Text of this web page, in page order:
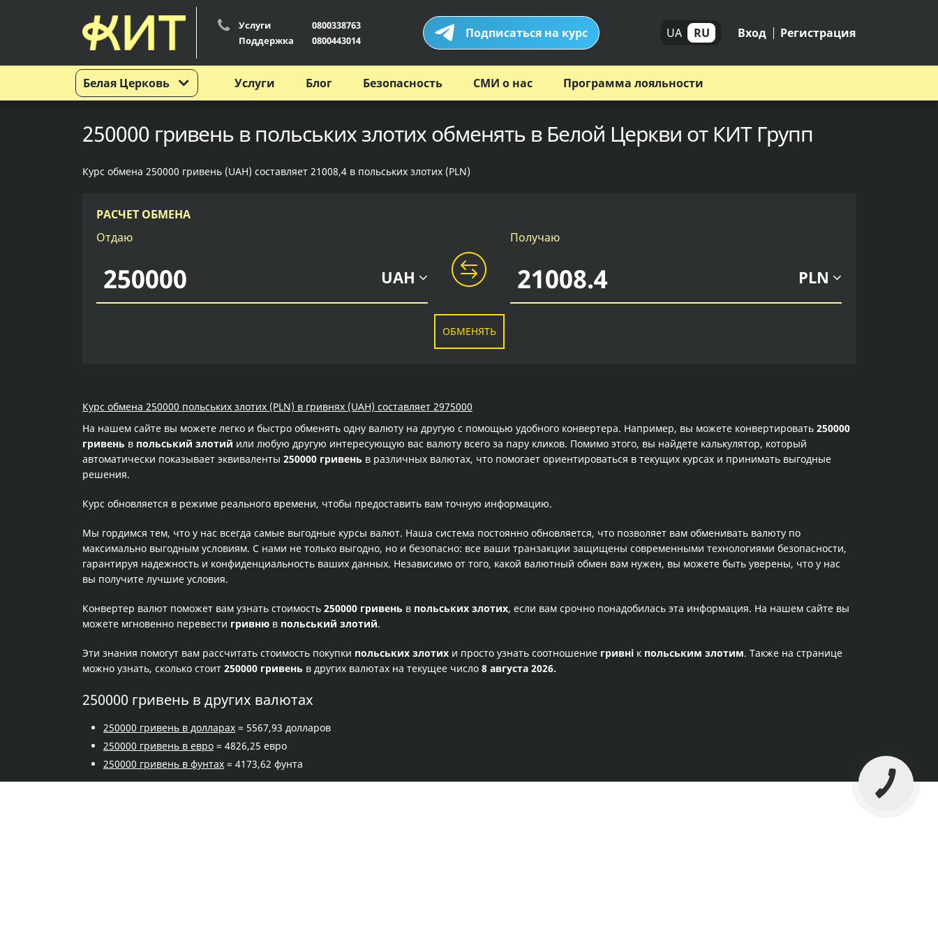
Белая Церковь
Услуги
0800338763
Поддержка
0800443014 Подписаться на курс UA RU Вход Регистрация
Услуги Блог Безопасность СМИ о нас Программа лояльности
250000 гривень в польських злотих обменять в Белой Церкви от КИТ Групп
Курс обмена 250000 гривень (UAH) составляет 21008,4 в польських злотих (PLN)
РАСЧЕТ ОБМЕНА
Отдаю
UAH
Получаю
PLN
ОБМЕНЯТЬ
Курс обмена 250000 польських злотих (PLN) в гривнях (UAH) составляет 2975000
На нашем сайте вы можете легко и быстро обменять одну валюту на другую с помощью удобного конвертера. Например, вы можете конвертировать 250000
гривень в польський злотий или любую другую интересующую вас валюту всего за пару кликов. Помимо этого, вы найдете калькулятор, который
автоматически показывает эквиваленты 250000 гривень в различных валютах, что помогает ориентироваться в текущих курсах и принимать выгодные
решения.
Курс обновляется в режиме реального времени, чтобы предоставить вам точную информацию.
Мы гордимся тем, что у нас всегда самые выгодные курсы валют. Наша система постоянно обновляется, что позволяет вам обменивать валюту по
максимально выгодным условиям. С нами не только выгодно, но и безопасно: все ваши транзакции защищены современными технологиями безопасности,
гарантируя надежность и конфиденциальность ваших данных. Независимо от того, какой валютный обмен вам нужен, вы можете быть уверены, что у нас
вы получите лучшие условия.
Конвертер валют поможет вам узнать стоимость 250000 гривень в польських злотих, если вам срочно понадобилась эта информация. На нашем сайте вы
можете мгновенно перевести гривню в польський злотий.
Эти знания помогут вам рассчитать стоимость покупки польських злотих и просто узнать соотношение гривні к польським злотим. Также на странице
можно узнать, сколько стоит 250000 гривень в других валютах на текущее число 8 августа 2026.
250000 гривень в других валютах
250000 гривень в долларах = 5567,93 долларов
250000 гривень в евро = 4826,25 евро
250000 гривень в фунтах = 4173,62 фунта